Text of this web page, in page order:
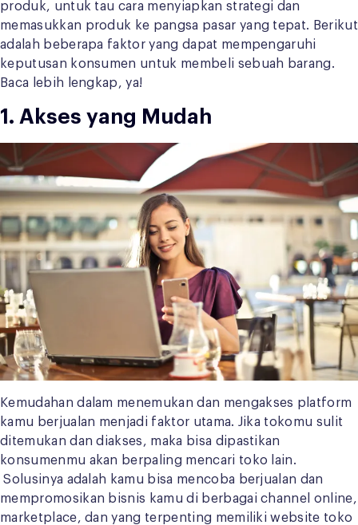
produk, untuk tau cara menyiapkan strategi dan
memasukkan produk ke pangsa pasar yang tepat. Berikut
adalah beberapa faktor yang dapat mempengaruhi
keputusan konsumen untuk membeli sebuah barang.
Baca lebih lengkap, ya!
1. Akses yang Mudah
Kemudahan dalam menemukan dan mengakses platform
kamu berjualan menjadi faktor utama. Jika tokomu sulit
ditemukan dan diakses, maka bisa dipastikan
konsumenmu akan berpaling mencari toko lain.
Solusinya adalah kamu bisa mencoba berjualan dan
mempromosikan bisnis kamu di berbagai channel online,
marketplace, dan yang terpenting memiliki website toko